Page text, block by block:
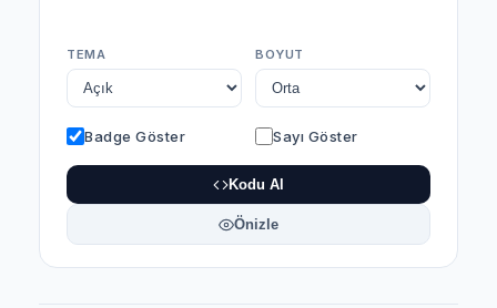
TEMA BOYUT
Badge Göster Sayı Göster
Kodu Al
Önizle